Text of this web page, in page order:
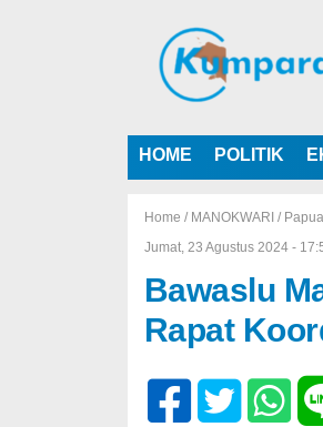
HOME POLITIK
Home / MANOKWARI /
Jumat, 23 Agustus 2024 -
Bawaslu
Rapat